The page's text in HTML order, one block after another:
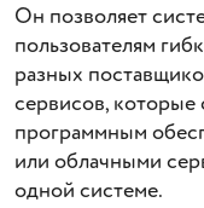
Он позволяет
пользователям
разных
сервисов,
программным
или облачными
одной системе.